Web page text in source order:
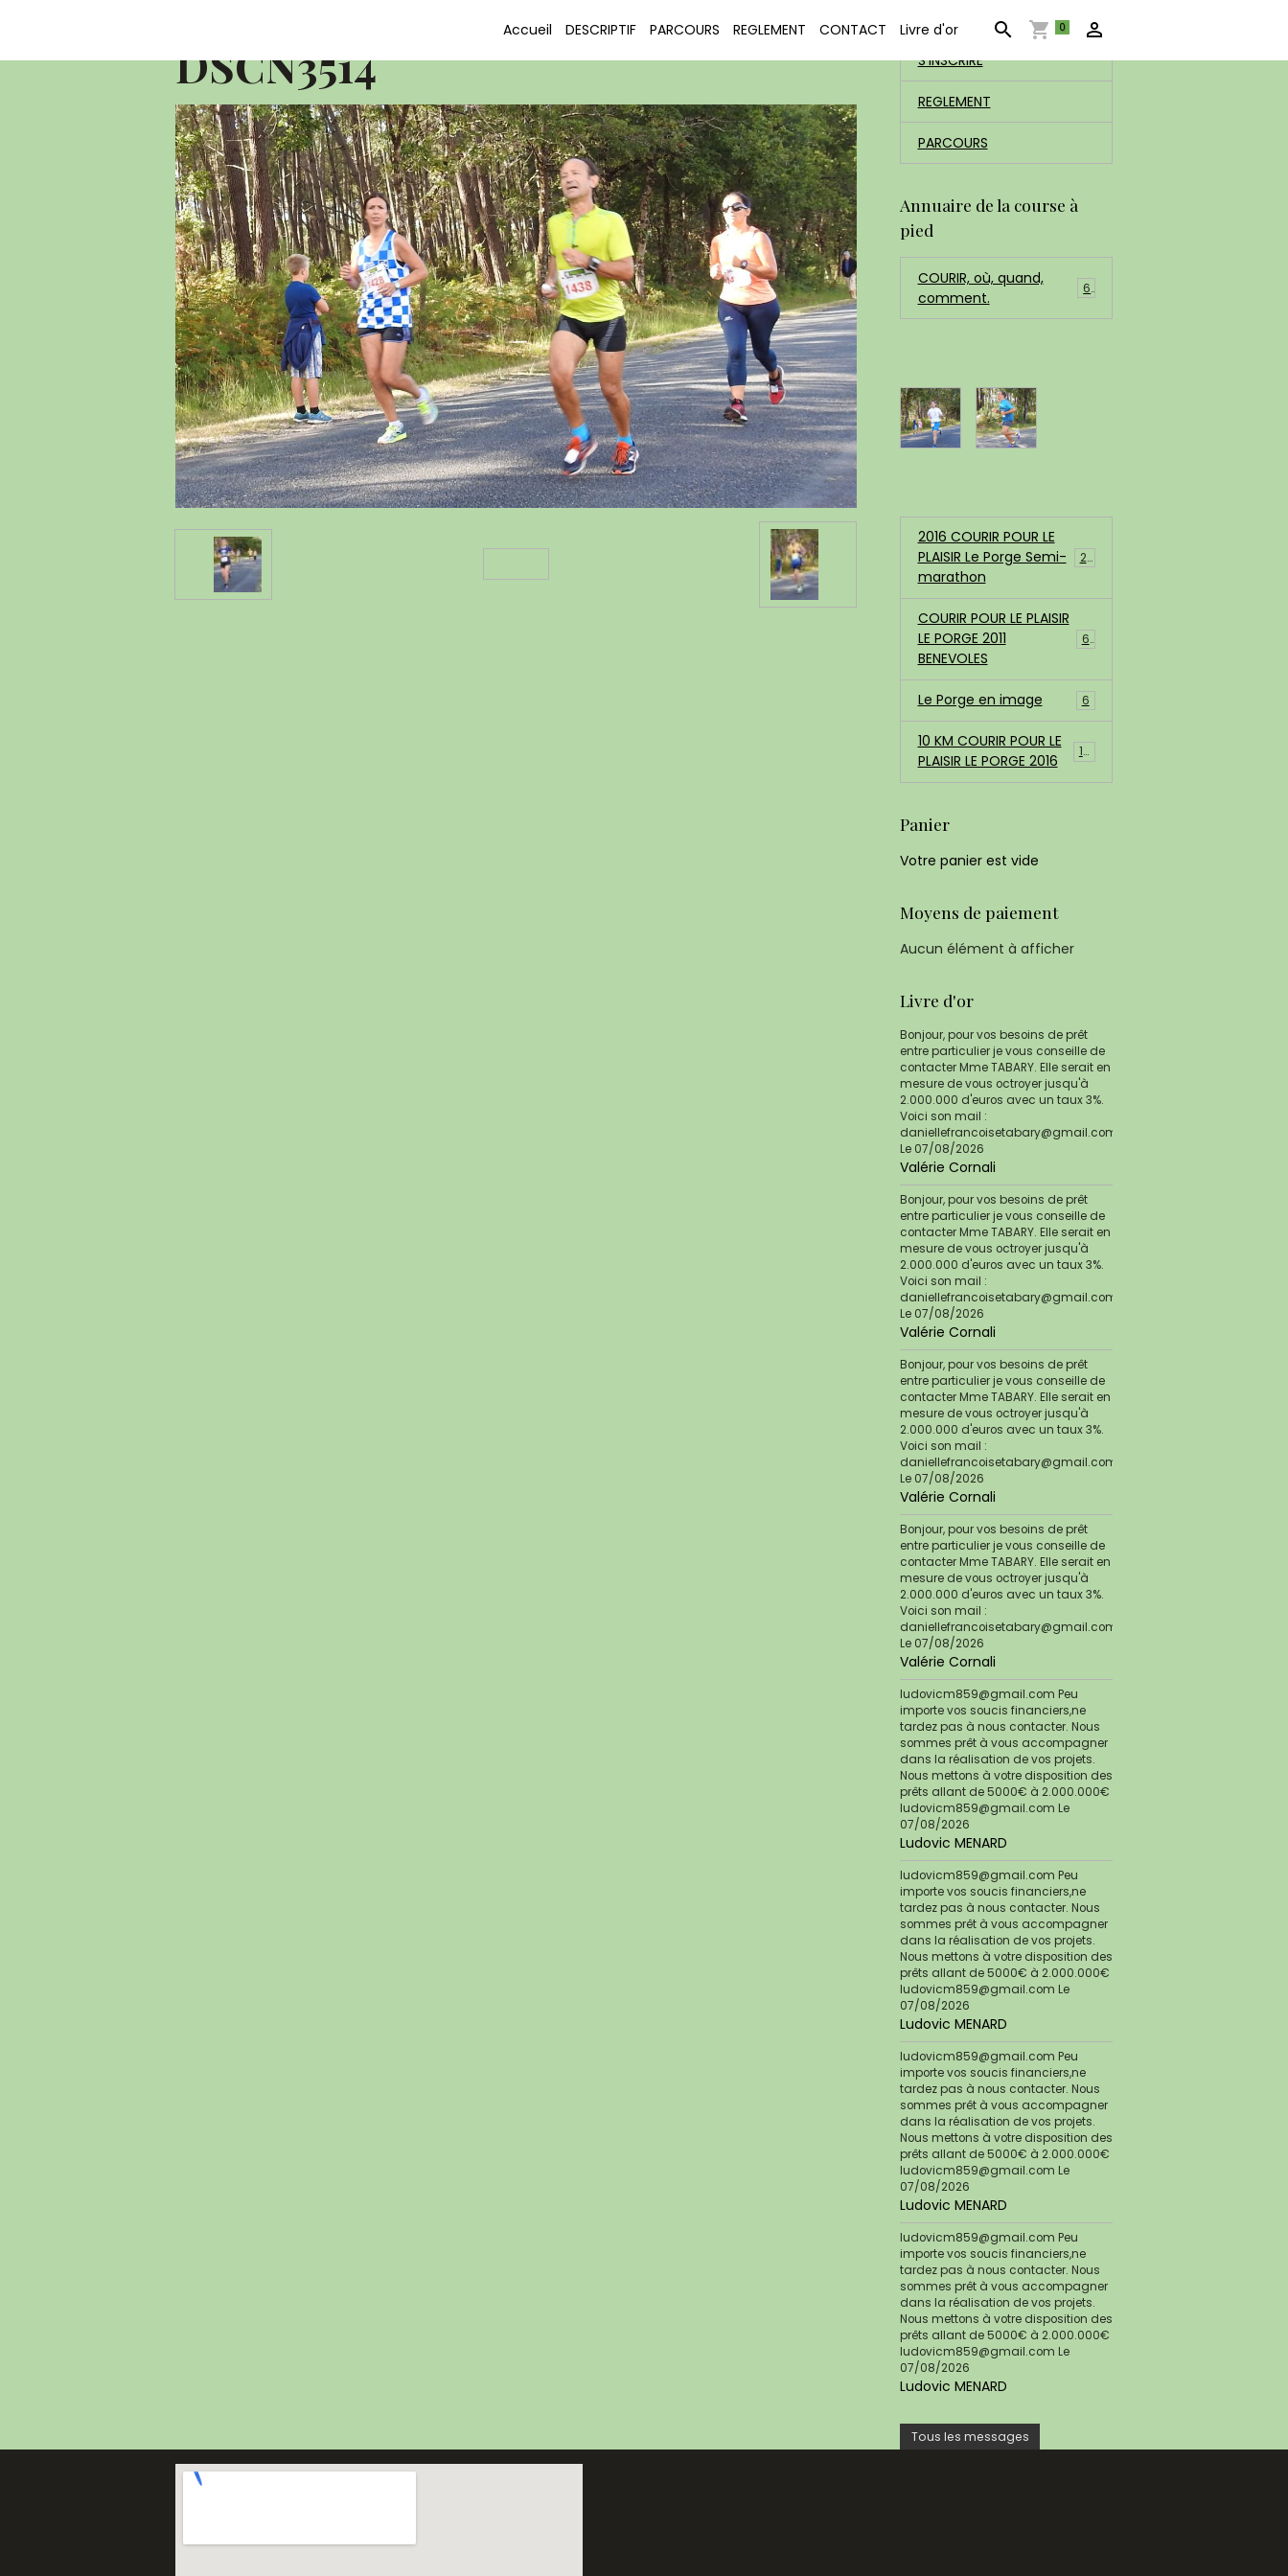
Accueil DESCRIPTIF PARCOURS REGLEMENT CONTACT Livre d'or 0
10 KM COURIR POUR LE PLAISIR LE PORGE 2016
DSCN3514 S'INSCRIRE
REGLEMENT
PARCOURS
Annuaire de la course à
pied
COURIR, où, quand,
comment.
6
2016 COURIR POUR LE
PLAISIR Le Porge Semi-
marathon
200
COURIR POUR LE PLAISIR
LE PORGE 2011
BENEVOLES
68
Le Porge en image 6
10 KM COURIR POUR LE
PLAISIR LE PORGE 2016
183
Panier
Votre panier est vide
Moyens de paiement
Aucun élément à afficher
Livre d'or
Bonjour, pour vos besoins de prêt
entre particulier je vous conseille de
contacter Mme TABARY. Elle serait en
mesure de vous octroyer jusqu'à
2.000.000 d'euros avec un taux 3%.
Voici son mail :
daniellefrancoisetabary@gmail.com
Le 07/08/2026
Valérie Cornali
Bonjour, pour vos besoins de prêt
entre particulier je vous conseille de
contacter Mme TABARY. Elle serait en
mesure de vous octroyer jusqu'à
2.000.000 d'euros avec un taux 3%.
Voici son mail :
daniellefrancoisetabary@gmail.com
Le 07/08/2026
Valérie Cornali
Bonjour, pour vos besoins de prêt
entre particulier je vous conseille de
contacter Mme TABARY. Elle serait en
mesure de vous octroyer jusqu'à
2.000.000 d'euros avec un taux 3%.
Voici son mail :
daniellefrancoisetabary@gmail.com
Le 07/08/2026
Valérie Cornali
Bonjour, pour vos besoins de prêt
entre particulier je vous conseille de
contacter Mme TABARY. Elle serait en
mesure de vous octroyer jusqu'à
2.000.000 d'euros avec un taux 3%.
Voici son mail :
daniellefrancoisetabary@gmail.com
Le 07/08/2026
Valérie Cornali
ludovicm859@gmail.com Peu
importe vos soucis financiers,ne
tardez pas à nous contacter. Nous
sommes prêt à vous accompagner
dans la réalisation de vos projets.
Nous mettons à votre disposition des
prêts allant de 5000€ à 2.000.000€
ludovicm859@gmail.com Le
07/08/2026
Ludovic MENARD
ludovicm859@gmail.com Peu
importe vos soucis financiers,ne
tardez pas à nous contacter. Nous
sommes prêt à vous accompagner
dans la réalisation de vos projets.
Nous mettons à votre disposition des
prêts allant de 5000€ à 2.000.000€
ludovicm859@gmail.com Le
07/08/2026
Ludovic MENARD
ludovicm859@gmail.com Peu
importe vos soucis financiers,ne
tardez pas à nous contacter. Nous
sommes prêt à vous accompagner
dans la réalisation de vos projets.
Nous mettons à votre disposition des
prêts allant de 5000€ à 2.000.000€
ludovicm859@gmail.com Le
07/08/2026
Ludovic MENARD
ludovicm859@gmail.com Peu
importe vos soucis financiers,ne
tardez pas à nous contacter. Nous
sommes prêt à vous accompagner
dans la réalisation de vos projets.
Nous mettons à votre disposition des
prêts allant de 5000€ à 2.000.000€
ludovicm859@gmail.com Le
07/08/2026
Ludovic MENARD
Tous les messages